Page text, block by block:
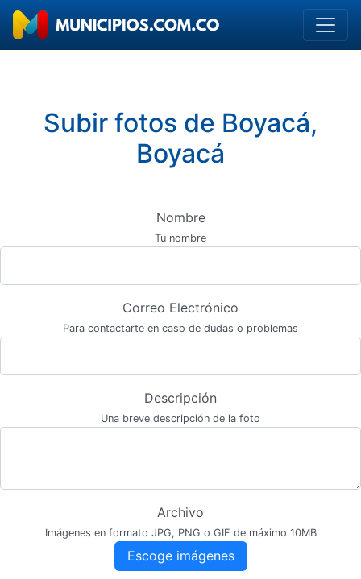
Subir fotos de Boyacá,
Boyacá
Nombre
Tu nombre
Correo Electrónico
Para contactarte en caso de dudas o problemas
Descripción
Una breve descripción de la foto
Archivo
Imágenes en formato JPG, PNG o GIF de máximo 10MB
Escoge imágenes